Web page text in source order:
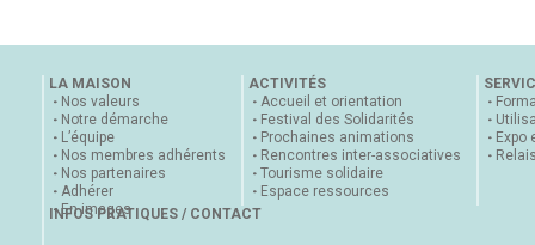
LA MAISON
Nos valeurs
Notre démarche
L’équipe
Nos membres adhérents
Nos partenaires
Adhérer
En images
ACTIVITÉS
Accueil et orientation
Festival des Solidarités
Prochaines animations
Rencontres inter-associatives
Tourisme solidaire
Espace ressources
Expo
INFOS PRATIQUES / CONTACT